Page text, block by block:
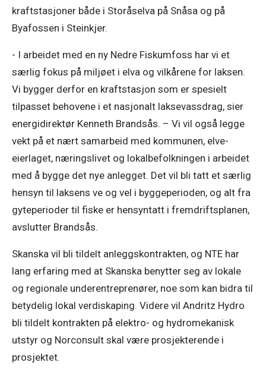
kraftstasjoner både i Storåselva på Snåsa og på
Byafossen i Steinkjer.
- I arbeidet med en ny Nedre Fiskumfoss har vi et
særlig fokus på miljøet i elva og vilkårene for laksen.
Vi bygger derfor en kraftstasjon som er spesielt
tilpasset behovene i et nasjonalt laksevassdrag, sier
energidirektør Kenneth Brandsås. – Vi vil også legge
vekt på et nært samarbeid med kommunen, elve-
eierlaget, næringslivet og lokalbefolkningen i arbeidet
med å bygge det nye anlegget. Det vil bli tatt et særlig
hensyn til laksens ve og vel i byggeperioden, og alt fra
gyteperioder til fiske er hensyntatt i fremdriftsplanen,
avslutter Brandsås.
Skanska vil bli tildelt anleggskontrakten, og NTE har
lang erfaring med at Skanska benytter seg av lokale
og regionale underentreprenører, noe som kan bidra til
betydelig lokal verdiskaping. Videre vil Andritz Hydro
bli tildelt kontrakten på elektro- og hydromekanisk
utstyr og Norconsult skal være prosjekterende i
prosjektet.